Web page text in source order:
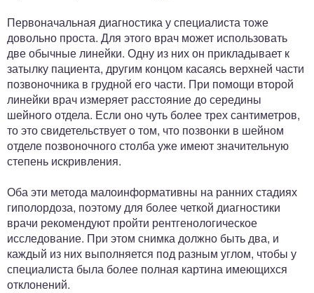
Первоначальная диагностика у специалиста тоже
довольно проста. Для этого врач может использовать
две обычные линейки. Одну из них он прикладывает к
затылку пациента, другим концом касаясь верхней части
позвоночника в грудной его части. При помощи второй
линейки врач измеряет расстояние до середины
шейного отдела. Если оно чуть более трех сантиметров,
то это свидетельствует о том, что позвонки в шейном
отделе позвоночного столба уже имеют значительную
степень искривления.
Оба эти метода малоинформативны на ранних стадиях
гиполордоза, поэтому для более четкой диагностики
врачи рекомендуют пройти рентгенологическое
исследование. При этом снимка должно быть два, и
каждый из них выполняется под разным углом, чтобы у
специалиста была более полная картина имеющихся
отклонений.